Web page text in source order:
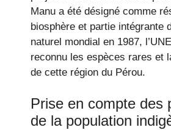
Manu a été désigné comme
biosphère et partie intégrante
naturel mondial en 1987,
reconnu les espèces rares et
de cette région du Pérou.
Prise en compte des
de la population